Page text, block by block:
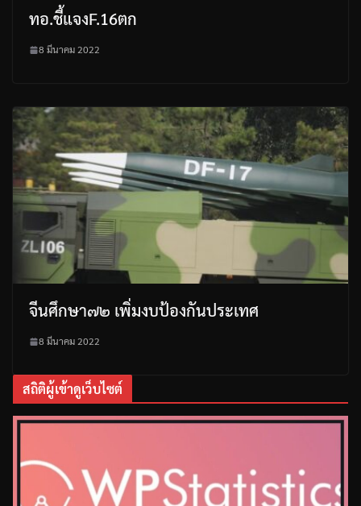
ทอ.ชี้แจงF.16ตก
8 มีนาคม 2022
จีนศึกษา๗๒ เพิ่มงบป้องกันประเทศ
8 มีนาคม 2022
สถิติผู้เข้าดูเว็บไซต์